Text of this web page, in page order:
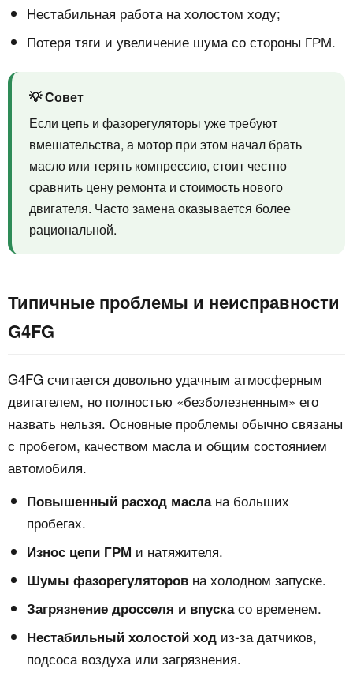
Нестабильная работа на холостом ходу;
Потеря тяги и увеличение шума со стороны ГРМ.
💡 Совет
Если цепь и фазорегуляторы уже требуют
вмешательства, а мотор при этом начал брать
масло или терять компрессию, стоит честно
сравнить цену ремонта и стоимость нового
двигателя. Часто замена оказывается более
рациональной.
Типичные проблемы и неисправности
G4FG
G4FG считается довольно удачным атмосферным
двигателем, но полностью «безболезненным» его
назвать нельзя. Основные проблемы обычно связаны
с пробегом, качеством масла и общим состоянием
автомобиля.
Повышенный расход маслана больших
пробегах.
Износ цепи ГРМ и натяжителя.
Шумы фазорегуляторов на холодном запуске.
Загрязнение дросселя и впускасо временем.
Нестабильный холостой ход из-за датчиков,
подсоса воздуха или загрязнения.